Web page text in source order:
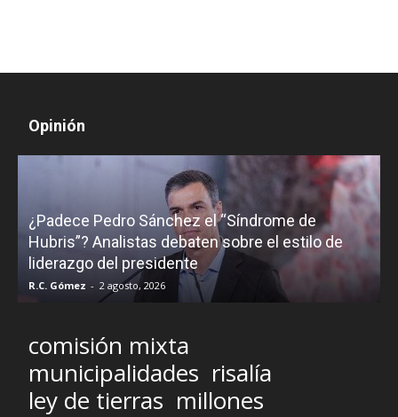
Opinión
¿Padece Pedro Sánchez el “Síndrome de
Hubris”? Analistas debaten sobre el estilo de
liderazgo del presidente
R.C. Gómez - 2 agosto, 2026
comisión mixta
municipalidades risalía
ley de tierras millones